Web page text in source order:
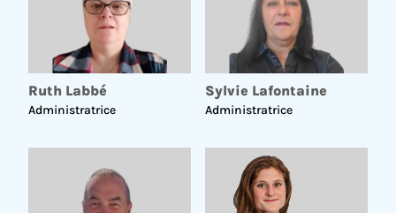
Ruth Labbé
Administratrice
Sylvie Lafontaine
Administratrice